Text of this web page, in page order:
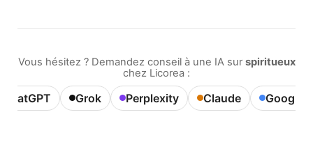
Vous hésitez ? Demandez conseil à une IA sur spiritueux
chez Licorea :
ChatGPT Grok Perplexity Claude Google